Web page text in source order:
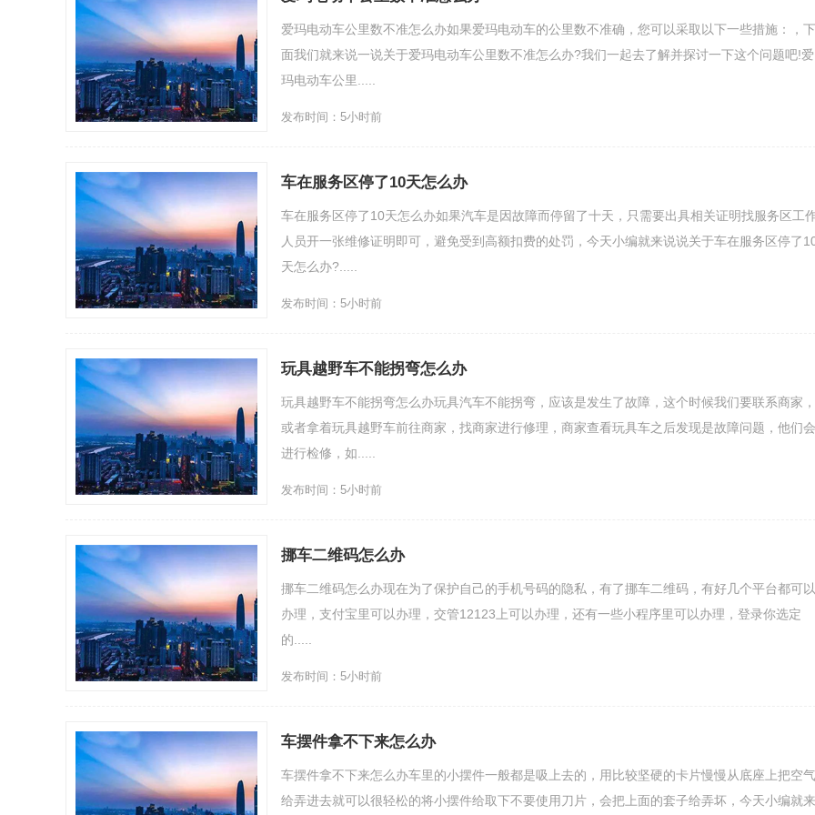
爱玛电动车公里数不准怎么办如果爱玛电动车的公里数不准确，您可以采取以下一些措施：，下
面我们就来说一说关于爱玛电动车公里数不准怎么办?我们一起去了解并探讨一下这个问题吧!爱
玛电动车公里.....
发布时间：5小时前
车在服务区停了10天怎么办
车在服务区停了10天怎么办如果汽车是因故障而停留了十天，只需要出具相关证明找服务区工
人员开一张维修证明即可，避免受到高额扣费的处罚，今天小编就来说说关于车在服务区停了
天怎么办?.....
发布时间：5小时前
玩具越野车不能拐弯怎么办
玩具越野车不能拐弯怎么办玩具汽车不能拐弯，应该是发生了故障，这个时候我们要联系商家，
或者拿着玩具越野车前往商家，找商家进行修理，商家查看玩具车之后发现是故障问题，他们会
进行检修，如.....
发布时间：5小时前
挪车二维码怎么办
挪车二维码怎么办现在为了保护自己的手机号码的隐私，有了挪车二维码，有好几个平台都可以
办理，支付宝里可以办理，交管12123上可以办理，还有一些小程序里可以办理，登录你选定
的.....
发布时间：5小时前
车摆件拿不下来怎么办
车摆件拿不下来怎么办车里的小摆件一般都是吸上去的，用比较坚硬的卡片慢慢从底座上把空气
给弄进去就可以很轻松的将小摆件给取下不要使用刀片，会把上面的套子给弄坏，今天小编就来